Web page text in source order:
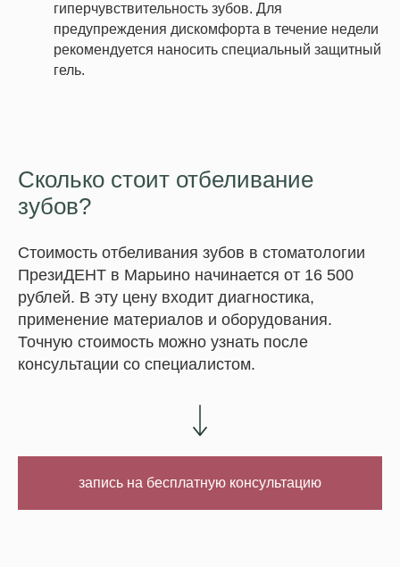
гиперчувствительность зубов. Для
предупреждения дискомфорта в течение недели
рекомендуется наносить специальный защитный
гель.
Сколько стоит отбеливание
зубов?
Стоимость отбеливания зубов в стоматологии
ПрезиДЕНТ в Марьино начинается от 16 500
рублей. В эту цену входит диагностика,
применение материалов и оборудования.
Точную стоимость можно узнать после
консультации со специалистом.
запись на бесплатную консультацию